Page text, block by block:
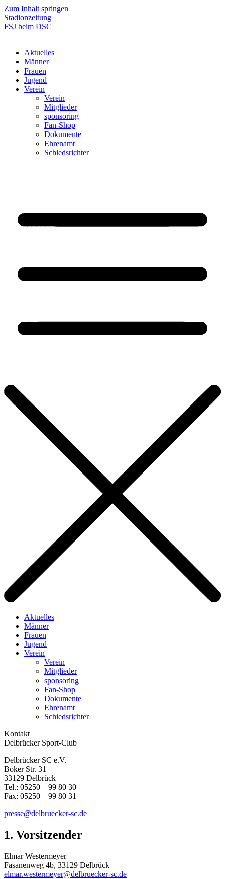
Zum Inhalt springen
Stadionzeitung
FSJ beim DSC
Aktuelles
Männer
Frauen
Jugend
Verein
Verein
Mitglieder
sponsoring
Fan-Shop
Dokumente
Ehrenamt
Schiedsrichter
Aktuelles
Männer
Frauen
Jugend
Verein
Verein
Mitglieder
sponsoring
Fan-Shop
Dokumente
Ehrenamt
Schiedsrichter
Kontakt
Delbrücker Sport-Club
Delbrücker SC e.V.
Boker Str. 31
33129 Delbrück
Tel.: 05250 – 99 80 30
Fax: 05250 – 99 80 31
presse@delbruecker-sc.de
1. Vorsitzender
Elmar Westermeyer
Fasanenweg 4b, 33129 Delbrück
elmar.westermeyer@delbruecker-sc.de